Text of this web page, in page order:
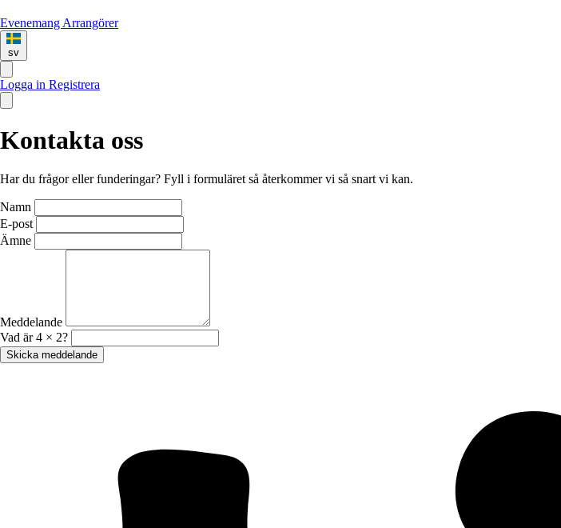
Evenemang Arrangörer
sv
Logga in Registrera
Kontakta oss
Har du frågor eller funderingar? Fyll i formuläret så återkommer vi så snart vi kan.
Namn
E-post
Ämne
Meddelande
Vad är 4 × 2?
Skicka meddelande